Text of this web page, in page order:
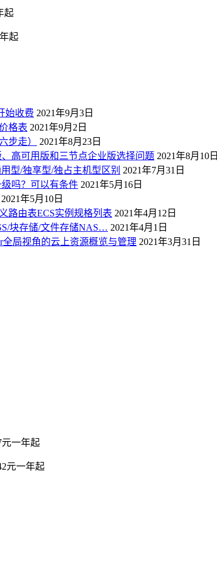
起
起
始收费 2021年9月3日
格表 2021年9月2日
步走）
2021年8月23日
高可用版和三节点企业版选择问题 2021年8月10日
型/独享型/独占主机型区别 2021年7月31日
吗？可以有条件 2021年5月16日
2021年5月10日
路由表ECS实例规格列表 2021年4月12日
块存储/文件存储NAS… 2021年4月1日
全局视角的云上资源概览与管理 2021年3月31日
元一年起
元一年起